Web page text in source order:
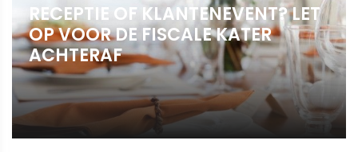
RECEPTIE OF KLANTENEVENT? LET
OP VOOR DE FISCALE KATER
ACHTERAF